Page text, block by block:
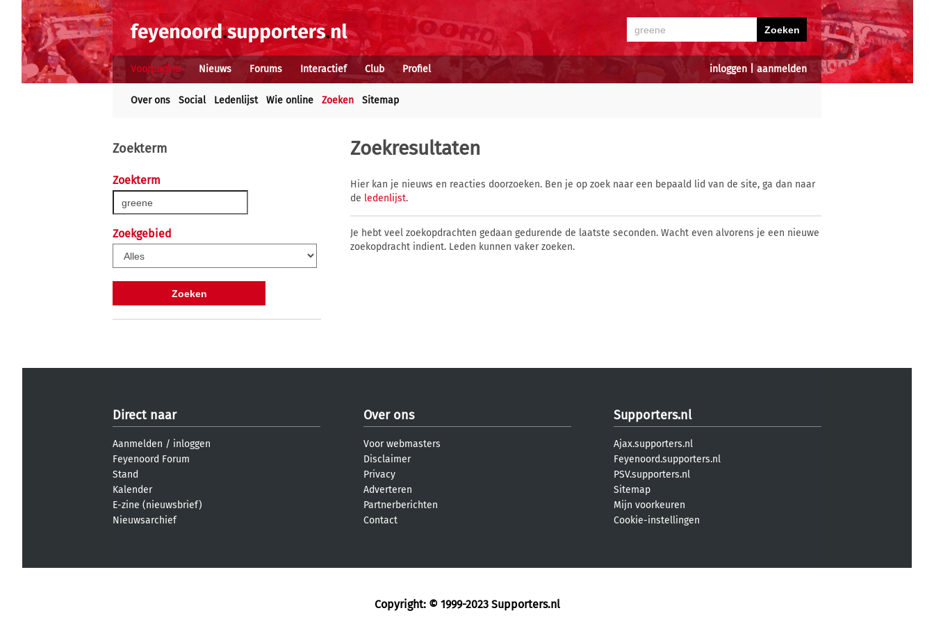
inloggen aanmelden
Voorpagina Nieuws Forums Interactief Club Profiel
Over ons Social Ledenlijst Wie online Zoeken Sitemap
Zoekterm
Zoekterm
Zoekgebied
Zoekresultaten
Hier kan je nieuws en reacties doorzoeken. Ben je op zoek naar een bepaald lid van de site, ga dan naar
de ledenlijst.
Je hebt veel zoekopdrachten gedaan gedurende de laatste seconden. Wacht even alvorens je een nieuwe
zoekopdracht indient. Leden kunnen vaker zoeken.
Direct naar
Aanmelden / inloggen
Feyenoord Forum
Stand
Kalender
E-zine (nieuwsbrief)
Nieuwsarchief
Over ons
Voor webmasters
Disclaimer
Privacy
Adverteren
Partnerberichten
Contact
Supporters.nl
Ajax.supporters.nl
Feyenoord.supporters.nl
PSV.supporters.nl
Sitemap
Mijn voorkeuren
Cookie-instellingen
Copyright: © 1999-2023 Supporters.nl